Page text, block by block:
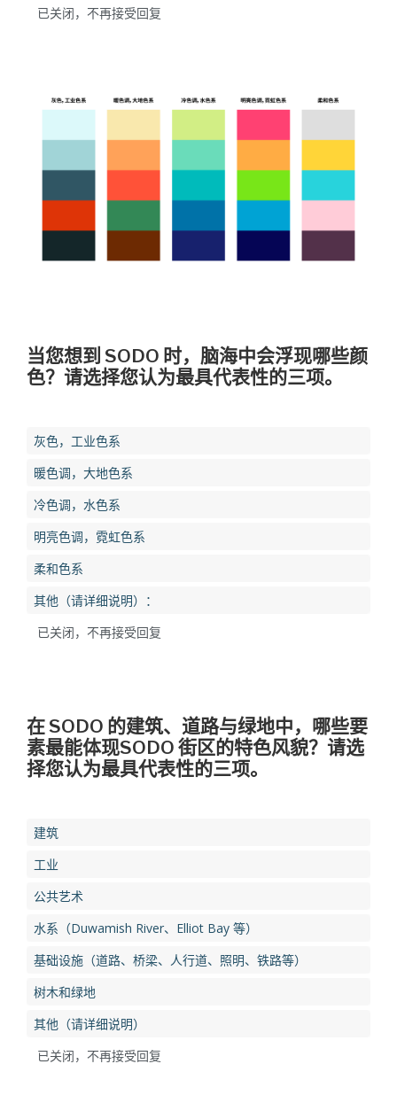
已关闭，不再接受回复
当您想到 SODO 时，脑海中会浮现哪些颜
色？请选择您认为最具代表性的三项。
灰色，工业色系
暖色调，大地色系
冷色调，水色系
明亮色调，霓虹色系
柔和色系
其他（请详细说明）：
已关闭，不再接受回复
在 SODO 的建筑、道路与绿地中，哪些要
素最能体现SODO 街区的特色风貌？请选
择您认为最具代表性的三项。
建筑
工业
公共艺术
水系（Duwamish River、Elliot Bay 等）
基础设施（道路、桥梁、人行道、照明、铁路等）
树木和绿地
其他（请详细说明）
已关闭，不再接受回复